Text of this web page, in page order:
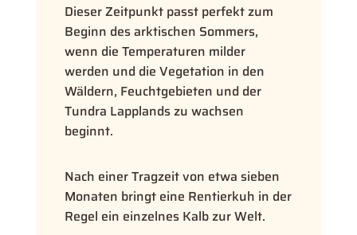
Dieser Zeitpunkt passt perfekt zum
Beginn des arktischen Sommers,
wenn die Temperaturen milder
werden und die Vegetation in den
Wäldern, Feuchtgebieten und der
Tundra Lapplands zu wachsen
beginnt.
Nach einer Tragzeit von etwa sieben
Monaten bringt eine Rentierkuh in der
Regel ein einzelnes Kalb zur Welt.